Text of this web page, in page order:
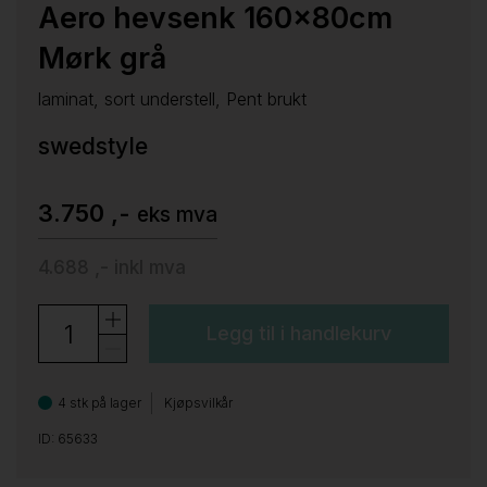
Aero hevsenk 160x80cm
Mørk grå
laminat, sort understell, Pent brukt
swedstyle
3.750 ,- eks mva
Legg til i handlekurv
4 stk på lager Kjøpsvilkår
ID: 65633